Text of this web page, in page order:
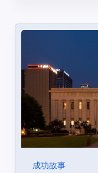
成功故事